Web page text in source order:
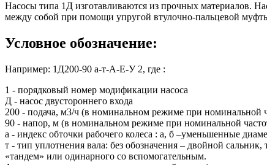
Насосы типа 1Д изготавливаются из прочных материалов.
между собой при помощи упругой втулочно-пальцевой
Условное обозначение:
Например: 1Д200-90 а-т-А-Е-У 2, где :
1 - порядковый номер модификации насоса
Д - насос двустороннего входа
200 - подача, м3/ч (в номинальном режиме при номинальной
90 - напор, м (в номинальном режиме при номинальной
а - индекс обточки рабочего колеса : а, б –уменьшенные
т - тип уплотнения вала: без обозначения – двойной
«тандем» или одинарного со вспомогательным.